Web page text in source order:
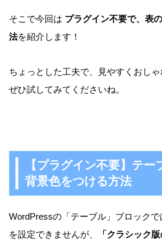
そこで今回は プラグイン不要で、表
法を紹介します！
ちょっとした工夫で、見やすくおしゃ
ぜひ試してみてくださいね。
【プラグイン不要】テー
背景色をつける方法
WordPressの「テーブル」ブロック
を設定できませんが、
「クラシック